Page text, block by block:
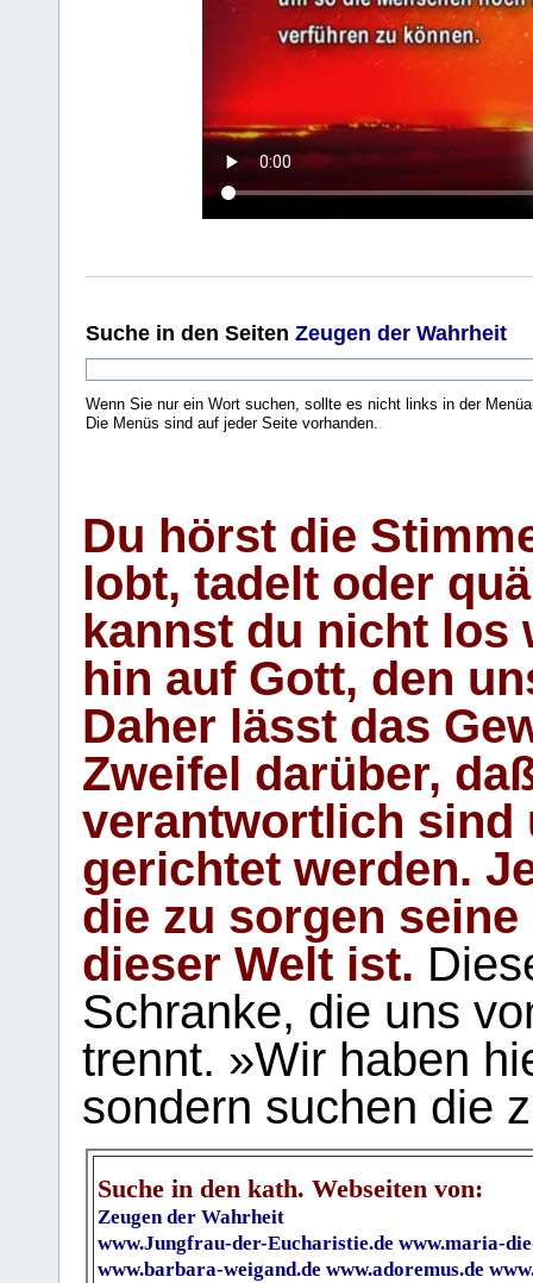
Suche in den Seiten Zeugen der Wahrheit
Wenn Sie nur ein Wort suchen, sollte es nicht links in der
Die Menüs sind auf jeder Seite vorhanden..
Du hörst die
lobt, tadelt oder
kannst du nicht los
hin auf Gott, den
Daher lässt das
Zweifel darüber,
verantwortlich sind
gerichtet werden.
die zu sorgen
dieser Welt ist.
Schranke, die uns
trennt. »Wir haben
sondern suchen die
Suche in den kath. Webseiten von:
Zeugen der Wahrheit
www.Jungfrau-der-Eucharistie.de www.maria-
www.barbara-weigand.de www.adoremus.de